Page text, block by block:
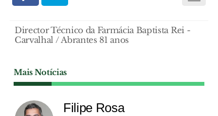
Director Técnico da Farmácia Baptista Rei -
Carvalhal / Abrantes 81 anos
Mais Notícias
Filipe Rosa